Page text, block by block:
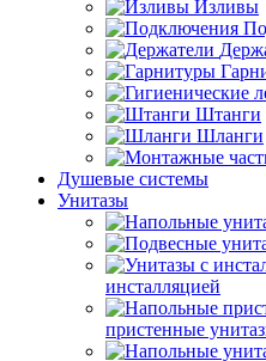
Изливы
Штанги
Шланги
Душевые системы
Унитазы
инсталляцией
пристенные